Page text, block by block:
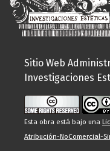
Sitio Web
Investigaciones
Esta obra está bajo una
Atribución-NoComercial-